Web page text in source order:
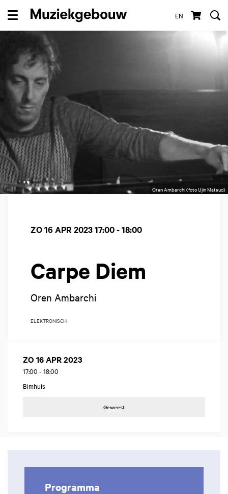
EN
Menu
Oren Ambarchi (foto Ujin Matsuo)
Carpe Diem
Oren Ambarchi
ZO 16 APR 202317:00 - 18:00
ELEKTRONISCH
ZO 16 APR 2023
17:00 - 18:00
Bimhuis
Geweest
Programma